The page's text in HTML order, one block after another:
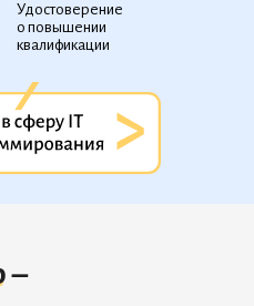
Удостоверение
о повышении
квалификации
–